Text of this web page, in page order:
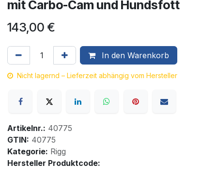
mit Carbo-Cam und Hundsfott
143,00 €
In den Warenkorb
Nicht lagernd – Lieferzeit abhängig vom Hersteller
Artikelnr.: 40775
GTIN: 40775
Kategorie: Rigg
Hersteller Produktcode: